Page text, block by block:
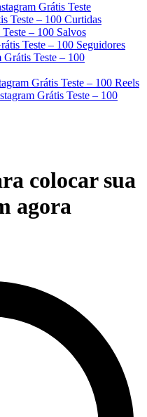
Grátis Teste
Teste – 100 Curtidas
– 100 Salvos
Teste – 100 Seguidores
Grátis Teste – 100
Grátis Teste – 100 Reels
Grátis Teste – 100
colocar sua
agora